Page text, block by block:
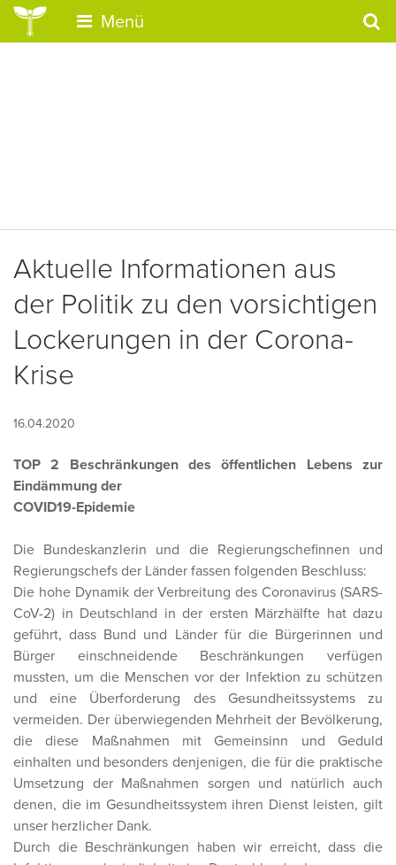
Menü
Aktuelle Informationen aus
der Politik zu den vorsichtigen
Lockerungen in der Corona-
Krise
16.04.2020
TOP 2 Beschränkungen des öffentlichen Lebens zur
Eindämmung der
COVID19-Epidemie
Die Bundeskanzlerin und die Regierungschefinnen und
Regierungschefs der Länder fassen folgenden Beschluss:
Die hohe Dynamik der Verbreitung des Coronavirus (SARS-
CoV-2) in Deutschland in der ersten Märzhälfte hat dazu
geführt, dass Bund und Länder für die Bürgerinnen und
Bürger einschneidende Beschränkungen verfügen
mussten, um die Menschen vor der Infektion zu schützen
und eine Überforderung des Gesundheitssystems zu
vermeiden. Der überwiegenden Mehrheit der Bevölkerung,
die diese Maßnahmen mit Gemeinsinn und Geduld
einhalten und besonders denjenigen, die für die praktische
Umsetzung der Maßnahmen sorgen und natürlich auch
denen, die im Gesundheitssystem ihren Dienst leisten, gilt
unser herzlicher Dank.
Durch die Beschränkungen haben wir erreicht, dass die